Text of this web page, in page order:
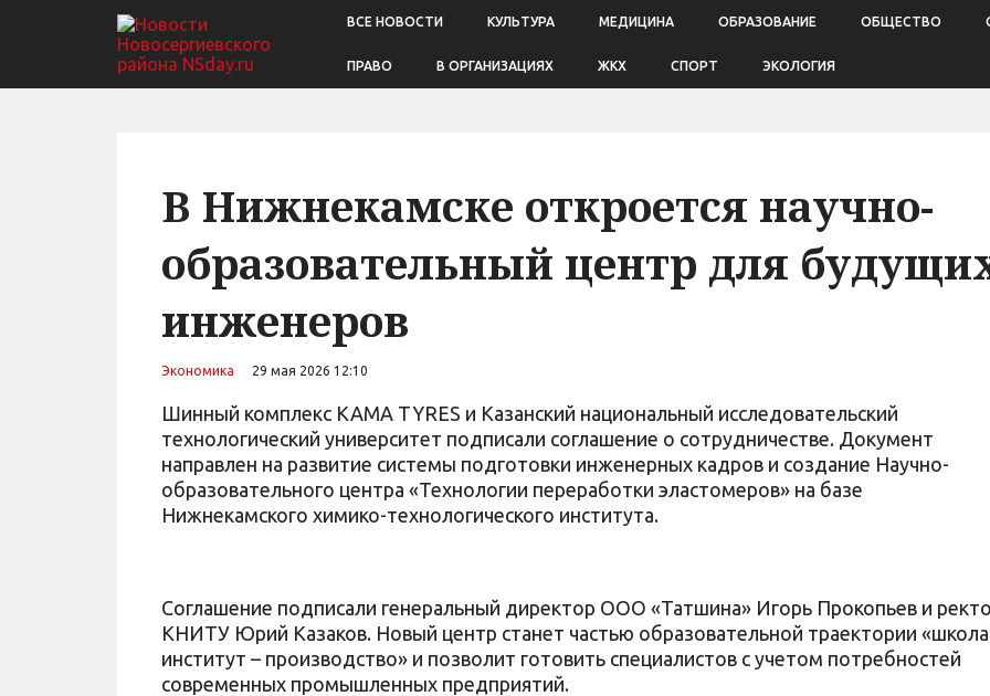
ВСЕ НОВОСТИ КУЛЬТУРА МЕДИЦИНА ОБРАЗОВАНИЕ ОБЩЕСТВО
ПРАВО В ОРГАНИЗАЦИЯХ ЖКХ СПОРТ ЭКОЛОГИЯ
В Нижнекамске откроется научно-
образовательный центр для
инженеров
Экономика 29 мая 2026 12:10
Шинный комплекс KAMA TYRES и Казанский национальный исследовательский
технологический университет подписали соглашение о сотрудничестве. Документ
направлен на развитие системы подготовки инженерных кадров и создание Научно-
образовательного центра «Технологии переработки эластомеров» на базе
Нижнекамского химико-технологического института.
Соглашение подписали генеральный директор ООО «Татшина» Игорь Прокопьев и
КНИТУ Юрий Казаков. Новый центр станет частью образовательной траектории
институт – производство» и позволит готовить специалистов с учетом потребностей
современных промышленных предприятий.